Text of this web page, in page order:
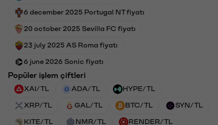
6 december 2025 Portugal NT fiyatı
20 october 2025 Sevilla FC fiyatı
23 july 2025 AS Roma fiyatı
6 june 2026 Sonic fiyatı
Popüler işlem çiftleri
XAI/TL ADA/TL HYPE/TL
XRP/TL GAL/TL BTC/TL SYN/TL
KITE/TL NMR/TL RENDER/TL